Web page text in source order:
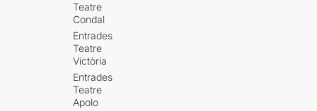
Teatre
Condal
Entrades
Teatre
Victòria
Entrades
Teatre
Apolo